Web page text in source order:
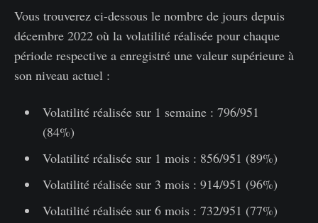
Vous trouverez ci-dessous le nombre de jours depuis
décembre 2022 où la volatilité réalisée pour chaque
période respective a enregistré une valeur supérieure à
son niveau actuel :
Volatilité réalisée sur 1 semaine : 796/951
(84%)
Volatilité réalisée sur 1 mois : 856/951 (89%)
Volatilité réalisée sur 3 mois : 914/951 (96%)
Volatilité réalisée sur 6 mois : 732/951 (77%)